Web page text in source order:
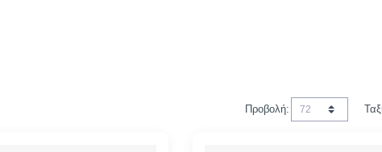
Προβολή: